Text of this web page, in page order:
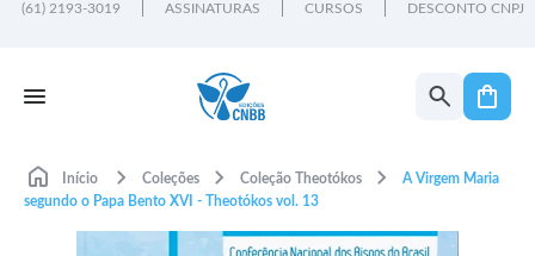
(61) 2193-3019 ASSINATURAS CURSOS DESCONTO CNPJ
Início Coleções Coleção Theotókos
A Virgem Maria
segundo o Papa Bento XVI - Theotókos vol. 13